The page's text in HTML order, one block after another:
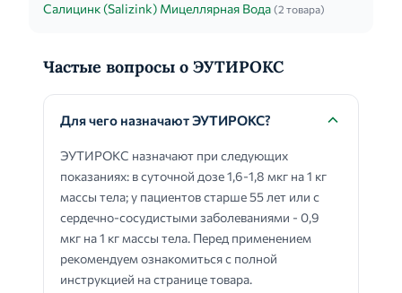
Салицинк (Salizink) Мицеллярная Вода (2 товара)
Частые вопросы о ЭУТИРОКС
Для чего назначают ЭУТИРОКС?
ЭУТИРОКС назначают при следующих
показаниях: в суточной дозе 1,6-1,8 мкг на 1 кг
массы тела; у пациентов старше 55 лет или с
сердечно-сосудистыми заболеваниями - 0,9
мкг на 1 кг массы тела. Перед применением
рекомендуем ознакомиться с полной
инструкцией на странице товара.